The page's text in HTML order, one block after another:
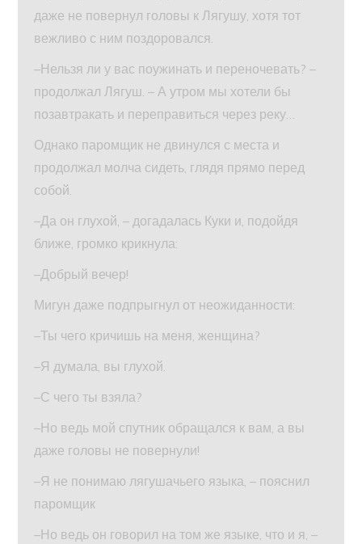
даже не повернул головы к Лягушу, хотя тот
вежливо с ним поздоровался.
–Нельзя ли у вас поужинать и переночевать? –
продолжал Лягуш. – А утром мы хотели бы
позавтракать и переправиться через реку…
Однако паромщик не двинулся с места и
продолжал молча сидеть, глядя прямо перед
собой.
–Да он глухой, – догадалась Куки и, подойдя
ближе, громко крикнула:
–Добрый вечер!
Мигун даже подпрыгнул от неожиданности:
–Ты чего кричишь на меня, женщина?
–Я думала, вы глухой.
–С чего ты взяла?
–Но ведь мой спутник обращался к вам, а вы
даже головы не повернули!
–Я не понимаю лягушачьего языка, – пояснил
паромщик
–Но ведь он говорил на том же языке, что и я, –